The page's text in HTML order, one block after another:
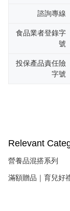
諮詢專線
食品業者登錄字
號
投保產品責任險
字號
Relevant
營養品混搭系列
滿額贈品｜育兒好